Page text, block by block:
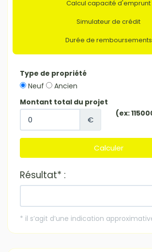
Calcul capacité d'emprunt
Simulateur de crédit
Durée de remboursements